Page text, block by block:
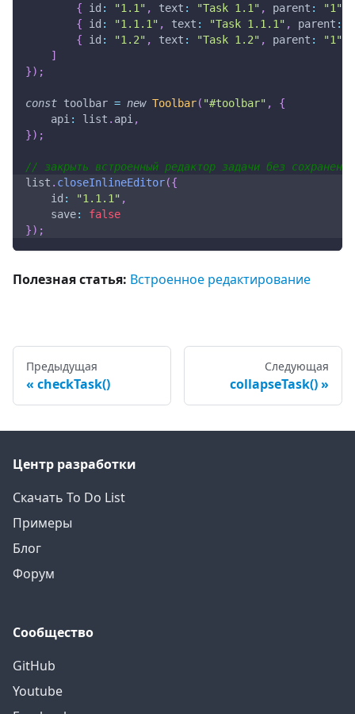
{
id : "1.1" , text : "Task 1.1" , parent : "1"
{
id : "1.1.1" , text : "Task 1.1.1" , parent :
{
id : "1.2" , text : "Task 1.2" , parent : "1"
]
}) ;
const toolbar = new Toolbar( "#toolbar" ,
{
api: list . api,
}) ;
// закрыть встроенный редактор задачи без
list . closeInlineEditor({
id : "1.1.1" ,
save:
false
}) ;
Полезная статья: Встроенное редактирование
Предыдущая
checkTask()
Следующая
collapseTask()
Центр разработки
Скачать To Do List
Примеры
Блог
Форум
Сообщество
GitHub
Youtube